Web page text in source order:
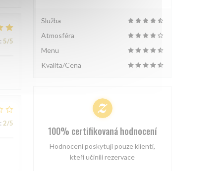
: 5/5
: 2/5
Služba
Atmosféra
Menu
Kvalita/Cena
100% certifikovaná hodnocení
Hodnocení poskytují pouze klienti,
kteří učinili rezervace